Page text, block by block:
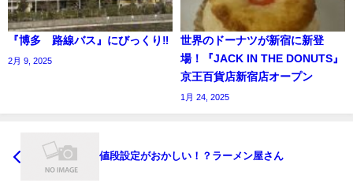
『博多 路線バス』にびっくり‼️
2月 9, 2025
世界のドーナツが新宿に新登
場！『JACK IN THE DONUTS』
京王百貨店新宿店オープン
1月 24, 2025
値段設定がおかしい！？ラーメン屋さん